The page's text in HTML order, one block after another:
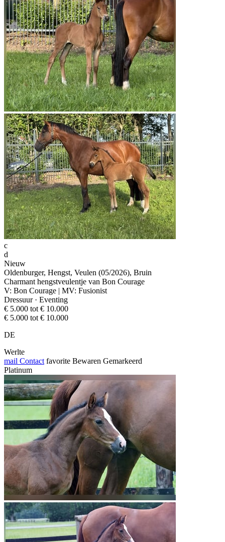
c
d
Nieuw
Oldenburger, Hengst, Veulen (05/2026), Bruin
Charmant hengstveulentje van Bon Courage
V: Bon Courage | MV: Fusionist
Dressuur · Eventing
€ 5.000 tot € 10.000
€ 5.000 tot € 10.000
DE
Werlte
mail Contact favorite Bewaren Gemarkeerd
Platinum